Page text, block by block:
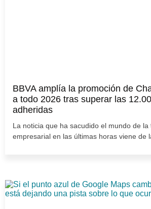
BBVA amplía la promoción de
a todo 2026 tras superar las
adheridas
La noticia que ha sacudido el mundo de la
empresarial en las últimas horas viene de